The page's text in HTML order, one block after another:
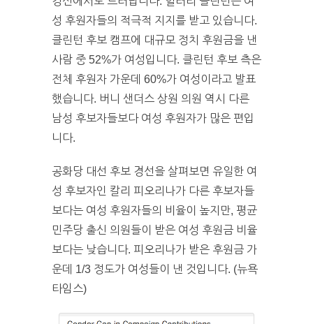
성 후원자들의 적극적 지지를 받고 있습니다.
클린턴 후보 캠프에 대규모 정치 후원금을 낸
사람 중 52%가 여성입니다. 클린턴 후보 측은
전체 후원자 가운데 60%가 여성이라고 발표
했습니다. 버니 샌더스 상원 의원 역시 다른
남성 후보자들보다 여성 후원자가 많은 편입
니다.
공화당 대선 후보 경선을 살펴보면 유일한 여
성 후보자인 칼리 피오리나가 다른 후보자들
보다는 여성 후원자들의 비율이 높지만, 평균
민주당 출신 의원들이 받은 여성 후원금 비율
보다는 낮습니다. 피오리나가 받은 후원금 가
운데 1/3 정도가 여성들이 낸 것입니다. (뉴욕
타임스)